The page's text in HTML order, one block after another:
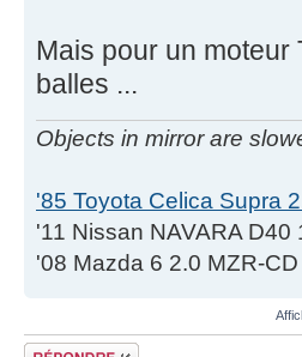
Mais pour un moteur
balles ...
Objects in mirror are
'85 Toyota Celica Supra
'11 Nissan NAVARA D40
'08 Mazda 6 2.0 MZR-
Écrire un